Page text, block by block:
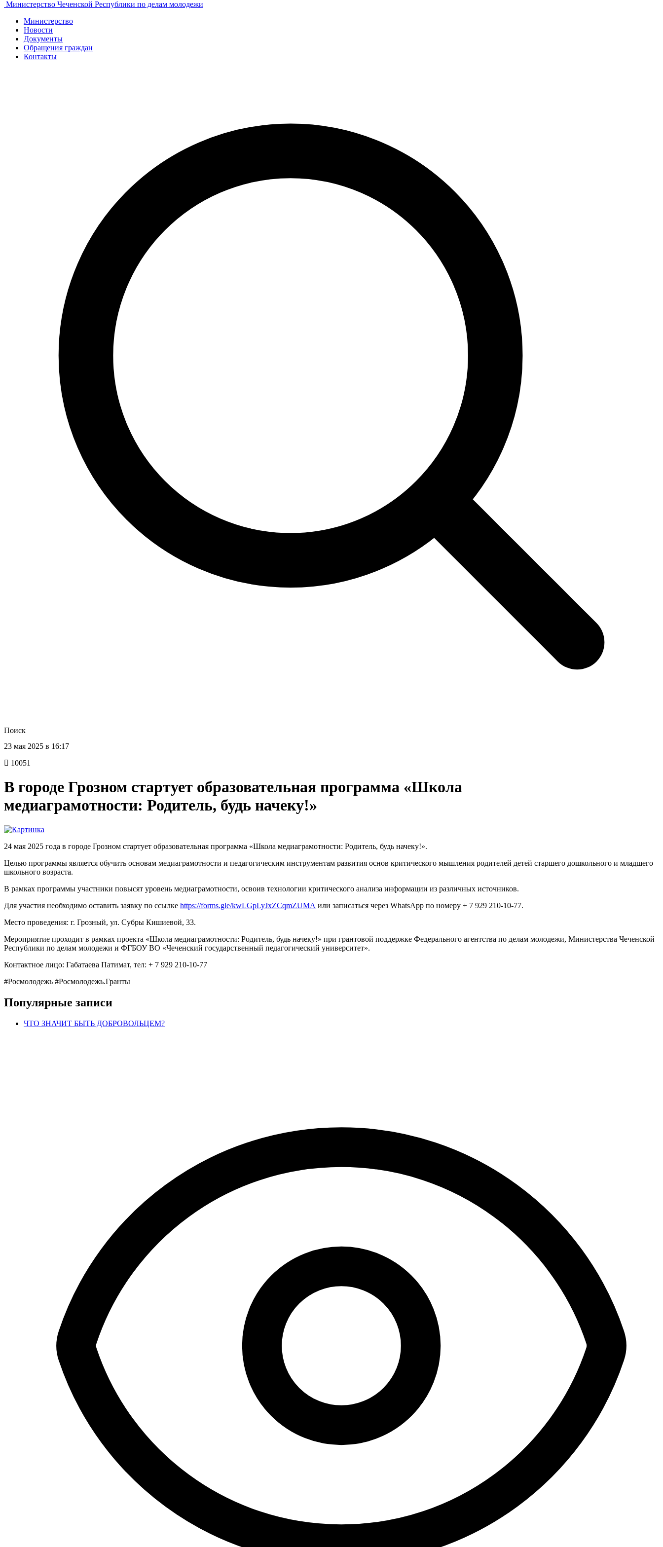
Министерство Чеченской Республики по делам молодежи
Министерство
Новости
Документы
Обращения граждан
Контакты
Поиск
23 мая 2025 в 16:17
10051
В городе Грозном стартует образовательная программа «Школа
медиаграмотности: Родитель, будь начеку!»
24 мая 2025 года в городе Грозном стартует образовательная программа «Школа медиаграмотности: Родитель, будь начеку!».
Целью программы является обучить основам медиаграмотности и педагогическим инструментам развития основ критического мышления родителей детей старшего дошкольного и младшего
школьного возраста.
В рамках программы участники повысят уровень медиаграмотности, освоив технологии критического анализа информации из различных источников.
Для участия необходимо оставить заявку по ссылке https://forms.gle/kwLGpLyJxZCqmZUMA или записаться через WhatsApp по номеру + 7 929 210-10-77.
Место проведения: г. Грозный, ул. Субры Кишиевой, 33.
Мероприятие проходит в рамках проекта «Школа медиаграмотности: Родитель, будь начеку!» при грантовой поддержке Федерального агентства по делам молодежи, Министерства Чеченской
Республики по делам молодежи и ФГБОУ ВО «Чеченский государственный педагогический университет».
Контактное лицо: Габатаева Патимат, тел: + 7 929 210-10-77
#Росмолодежь #Росмолодежь.Гранты
Популярные записи
ЧТО ЗНАЧИТ БЫТЬ ДОБРОВОЛЬЦЕМ?